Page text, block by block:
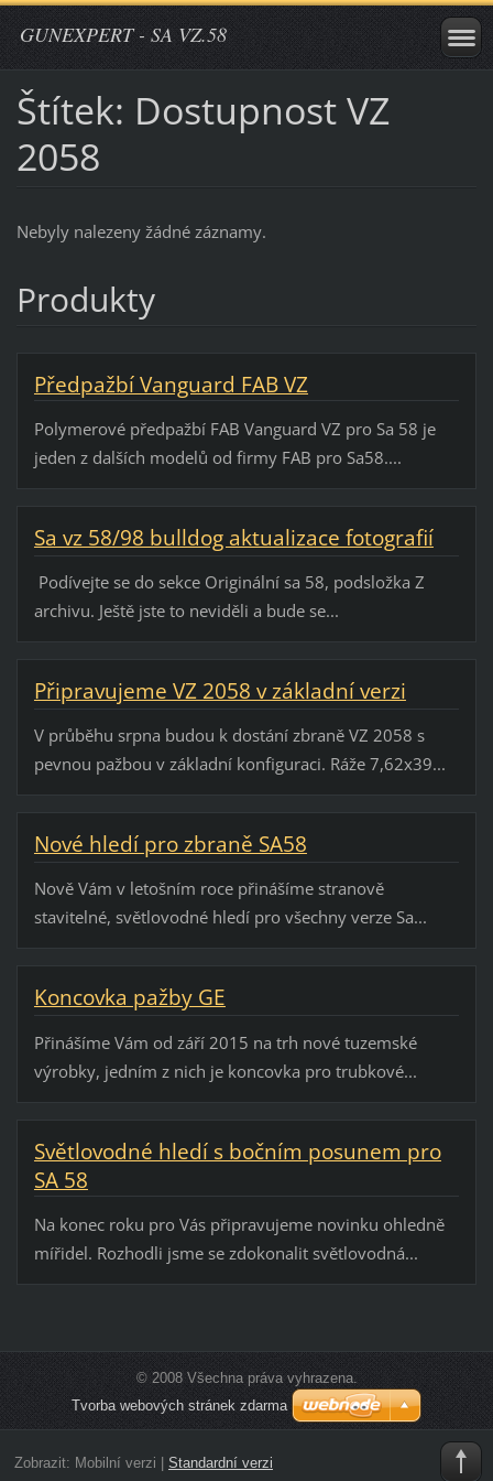
GUNEXPERT - SA VZ.58
Štítek: Dostupnost VZ
2058
Nebyly nalezeny žádné záznamy.
Produkty
Předpažbí Vanguard FAB VZ
Polymerové předpažbí FAB Vanguard VZ pro Sa 58 je
jeden z dalších modelů od firmy FAB pro Sa58....
Sa vz 58/98 bulldog aktualizace fotografií
Podívejte se do sekce Originální sa 58, podsložka Z
archivu. Ještě jste to neviděli a bude se...
Připravujeme VZ 2058 v základní verzi
V průběhu srpna budou k dostání zbraně VZ 2058 s
pevnou pažbou v základní konfiguraci. Ráže 7,62x39...
Nové hledí pro zbraně SA58
Nově Vám v letošním roce přinášíme stranově
stavitelné, světlovodné hledí pro všechny verze Sa...
Koncovka pažby GE
Přinášíme Vám od září 2015 na trh nové tuzemské
výrobky, jedním z nich je koncovka pro trubkové...
Světlovodné hledí s bočním posunem pro
SA 58
Na konec roku pro Vás připravujeme novinku ohledně
mířidel. Rozhodli jsme se zdokonalit světlovodná...
© 2008 Všechna práva vyhrazena.
Tvorba webových stránek zdarma
Zobrazit: Mobilní verzi Standardní verzi